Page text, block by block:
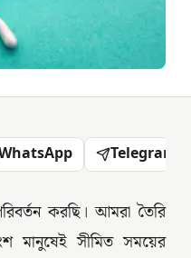
Telegram
করছি। আমরা তৈরি
মানুষেই সীমিত সময়ের